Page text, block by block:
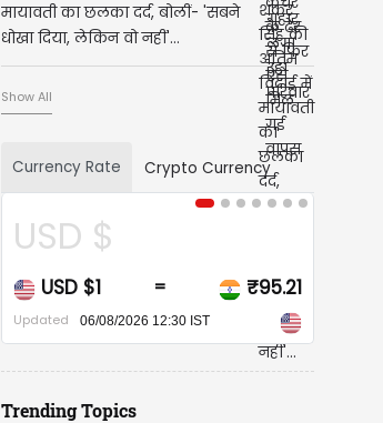
मायावती का छलका दर्द, बोलीं- 'सबने
धोखा दिया, लेकिन वो नहीं'...
Show All
Currency Rate Crypto Currency
CAD $
CAD $1 = ₹67.94
Updated 06/08/2026 12:30 IST
Trending Topics